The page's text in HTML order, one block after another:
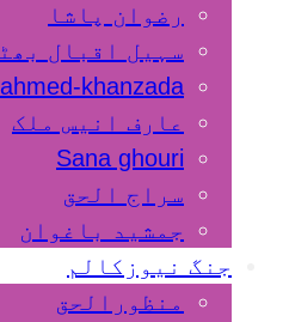
رضوان پاشا
سہیل اقبال
khanzada
عارف انیس ملک
Sana ghouri
سراج الحق
جمشید باغوان
جنگ نیوزکالم
منظورالحق